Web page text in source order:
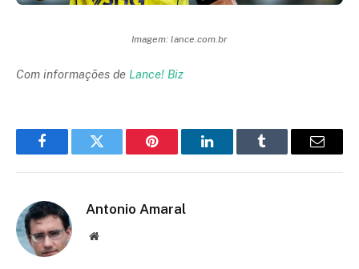
Imagem: lance.com.br
Com informações de Lance! Biz
FacebookTwitter Pinterest LinkedInTumblr Email
Antonio Amaral
Website